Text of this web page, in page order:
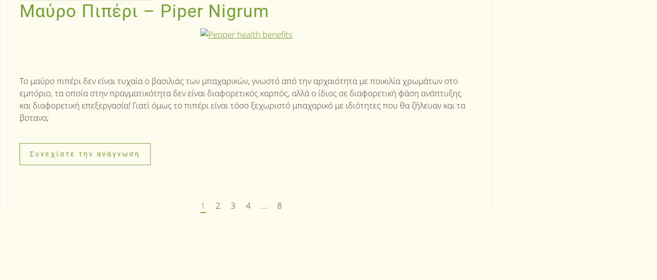
Μαύρο Πιπέρι – Piper Nigrum
Το μαύρο πιπέρι δεν είναι τυχαία ο βασιλιάς των μπαχαρικών, γνωστό από την αρχαιότητα με ποικιλία χρωμάτων στο
εμπόριο, τα οποία στην πραγματικότητα δεν είναι διαφορετικός καρπός, αλλά ο ίδιος σε διαφορετική φάση ανάπτυξης
και διαφορετική επεξεργασία! Γιατί όμως το πιπέρι είναι τόσο ξεχωριστό μπαχαρικό με ιδιότητες που θα ζήλευαν και τα
βοτανα;
Συνεχίστε την ανάγνωση
1 2 3 4 … 8